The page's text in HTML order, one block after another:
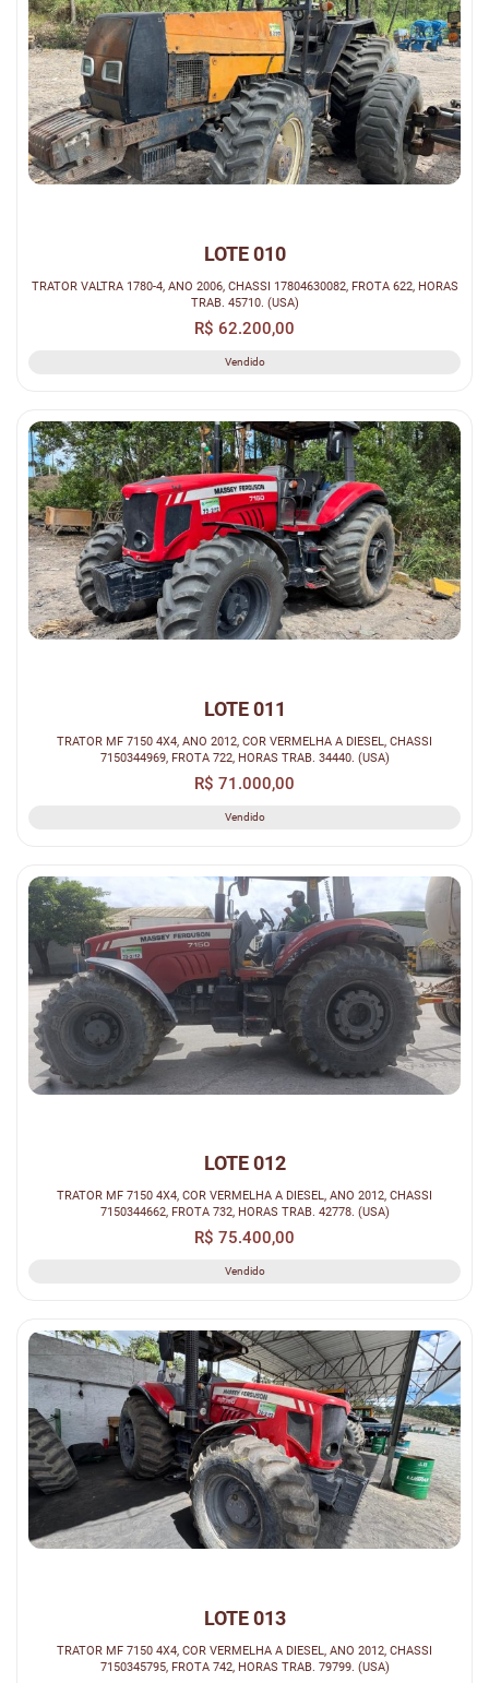
LOTE 010
TRATOR VALTRA 1780-4, ANO 2006, CHASSI 17804630082, FROTA 622, HORAS
TRAB. 45710. (USA)
R$ 62.200,00
Vendido
LOTE 011
TRATOR MF 7150 4X4, ANO 2012, COR VERMELHA A DIESEL, CHASSI
7150344969, FROTA 722, HORAS TRAB. 34440. (USA)
R$ 71.000,00
Vendido
LOTE 012
TRATOR MF 7150 4X4, COR VERMELHA A DIESEL, ANO 2012, CHASSI
7150344662, FROTA 732, HORAS TRAB. 42778. (USA)
R$ 75.400,00
Vendido
LOTE 013
TRATOR MF 7150 4X4, COR VERMELHA A DIESEL, ANO 2012, CHASSI
7150345795, FROTA 742, HORAS TRAB. 79799. (USA)